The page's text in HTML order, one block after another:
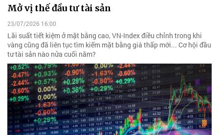
Mở vị thế đầu tư tài sản
23/07/2026 16:00
Lãi suất tiết kiệm ở mặt bằng cao, VN-Index điều chỉnh trong khi
vàng cũng đã liên tục tìm kiếm mặt bằng giá thấp mới... Cơ hội đầu
tư tài sản nào nửa cuối năm?